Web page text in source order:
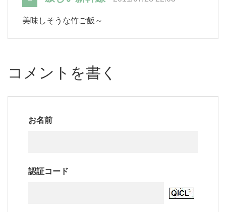
美味しそうな竹ご飯～
コメントを書く
お名前
認証コード